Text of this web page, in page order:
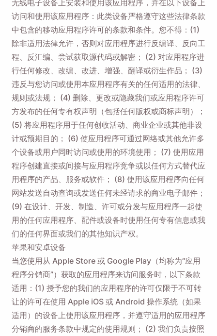
无线电子设备上安装和使用该应用程序，并在以下设备上
访问和使用该应用程序：此类设备严格遵守这些法律条款
中包含的移动应用程序许可的条款和条件。您不得：(1)
除非适用法律允许，否则对应用程序进行反编译、反向工
程、反汇编、尝试获取源代码或解密； (2) 对应用程序进
行任何修改、改编、改进、增强、翻译或衍生作品； (3)
违反与您访问或使用本应用程序有关的任何适用的法律、
规则或法规； (4) 删除、更改或隐藏我们或应用程序许可
方发布的任何专有权声明（包括任何版权或商标声明）；
(5) 将应用程序用于任何创收活动、商业企业或其他非设
计或预期目的； (6) 使应用程序可通过网络或其他允许多
个设备或用户同时访问或使用的环境使用； (7) 使用应用
程序创建直接或间接与应用程序竞争或以任何方式替代应
用程序的产品、服务或软件； (8) 使用该应用程序向任何
网站发送自动查询或发送任何未经请求的商业电子邮件；
(9) 在设计、开发、制造、许可或分发与应用程序一起使
用的任何应用程序、配件或设备时使用任何专有信息或我
们的任何界面或我们的其他知识产权。
苹果和安卓设备
当您使用从 Apple Store 或 Google Play（均称为“应用
程序分销商”）获取的应用程序来访问服务时，以下条款
适用：(1) 授予您的我们的应用程序的许可仅限于不可转
让的许可在使用 Apple iOS 或 Android 操作系统（如果
适用）的设备上使用该应用程序，并遵守适用的应用程序
分销商的服务条款中规定的使用规则； (2) 我们负责按照